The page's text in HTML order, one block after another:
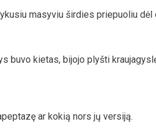
masyviu širdies priepuoliu
buvo kietas, bijojo plyšti
ar kokią nors jų versiją.